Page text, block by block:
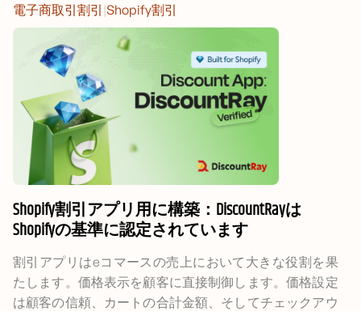
電子商取引割引 |Shopify割引
Shopify割引アプリ用に構築：DiscountRayは
Shopifyの基準に認定されています
割引アプリはeコマースの売上において大きな役割を果
たします。価格表示を顧客に直接制御します。価格設定
は顧客の信頼、カートの合計金額、そしてチェックアウ